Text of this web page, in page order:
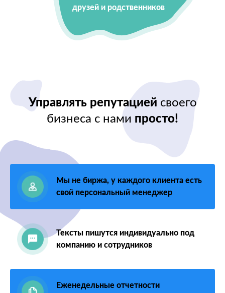
друзей и родственников
Управлять репутацией своего
бизнеса с нами просто!
Мы не биржа, у каждого клиента есть
свой персональный менеджер
Тексты пишутся индивидуально под
компанию и сотрудников
Еженедельные отчетности